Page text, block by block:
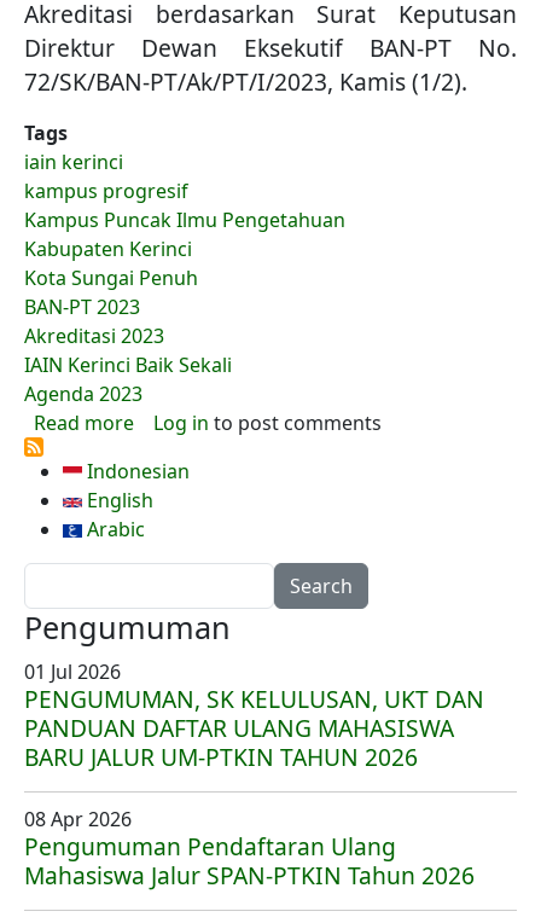
Akreditasi berdasarkan Surat Keputusan
Direktur Dewan Eksekutif BAN-PT No.
72/SK/BAN-PT/Ak/PT/I/2023, Kamis (1/2).
Tags
iain kerinci
kampus progresif
Kampus Puncak Ilmu Pengetahuan
Kabupaten Kerinci
Kota Sungai Penuh
BAN-PT 2023
Akreditasi 2023
IAIN Kerinci Baik Sekali
Agenda 2023
Read moreabout Capai Peringkat Baik Sekali, Re-
Log in to post comments
Indonesian
English
Arabic
Pengumuman
01 Jul 2026
PENGUMUMAN, SK KELULUSAN, UKT DAN
PANDUAN DAFTAR ULANG MAHASISWA
BARU JALUR UM-PTKIN TAHUN 2026
08 Apr 2026
Pengumuman Pendaftaran Ulang
Mahasiswa Jalur SPAN-PTKIN Tahun 2026